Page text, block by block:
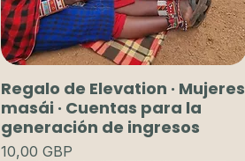
Regalo de Elevation · Mujeres
masái · Cuentas para la
generación de ingresos
Precio
10,00 GBP